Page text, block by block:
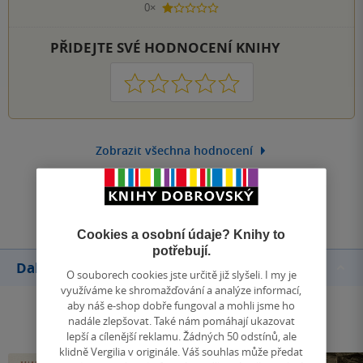
0×
1 hvezdička
PŘIDEJTE SVÉ HODNOCENÍ KNIHY
1 2 3 4 5
Zobrazit všechna hodnocení
Přidat hodnocení
Další knihy autora
Cookies a osobní údaje? Knihy to
potřebují.
O souborech cookies jste určitě již slyšeli. I my je
využíváme ke shromažďování a analýze informací,
aby náš e-shop dobře fungoval a mohli jsme ho
nadále zlepšovat. Také nám pomáhají ukazovat
lepší a cílenější reklamu. Žádných 50 odstínů, ale
klidně Vergilia v originále. Váš souhlas může předat